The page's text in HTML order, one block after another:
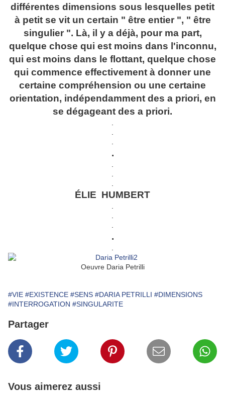
différentes dimensions sous lesquelles petit
à petit se vit un certain " être entier ", " être
singulier ". Là, il y a déjà, pour ma part,
quelque chose qui est moins dans l'inconnu,
qui est moins dans le flottant, quelque chose
qui commence effectivement à donner une
certaine compréhension ou une certaine
orientation, indépendamment des a priori, en
se dégageant des a priori.
.
ÉLIE HUMBERT
.
Oeuvre Daria Petrilli
#VIE #EXISTENCE #SENS #DARIA PETRILLI #DIMENSIONS
#INTERROGATION #SINGULARITE
Partager
Vous aimerez aussi